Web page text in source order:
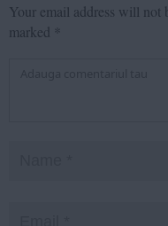
Your email address will not
marked *